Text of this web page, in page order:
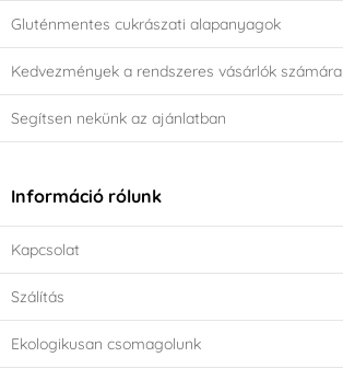
Gluténmentes cukrászati alapanyagok
Kedvezmények a rendszeres vásárlók számára
Segítsen nekünk az ajánlatban
Információ rólunk
Kapcsolat
Szálítás
Ekologikusan csomagolunk